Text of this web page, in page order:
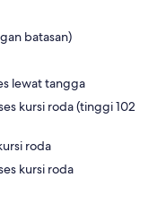
batasan)
lewat tangga
kursi roda (tinggi 102
roda
kursi roda